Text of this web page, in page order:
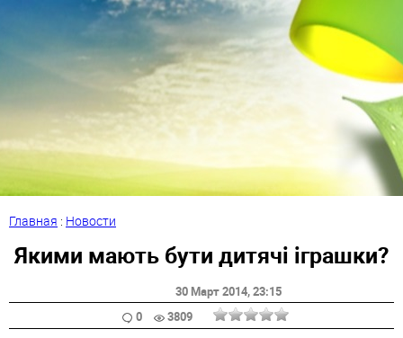
Главная : Новости
Якими мають бути дитячі іграшки?
30 Март 2014, 23:15
0
3809